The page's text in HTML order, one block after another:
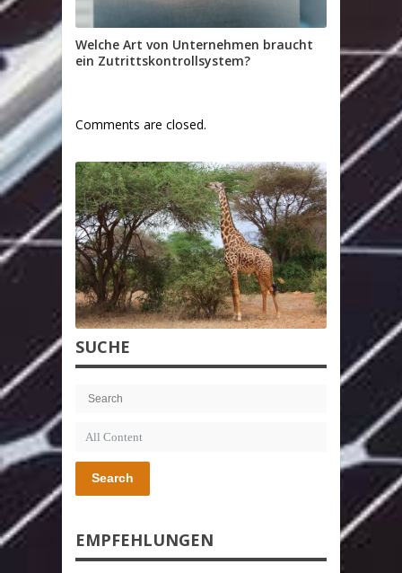
Welche Art von Unternehmen braucht
ein Zutrittskontrollsystem?
Comments are closed.
SUCHE
Search
EMPFEHLUNGEN